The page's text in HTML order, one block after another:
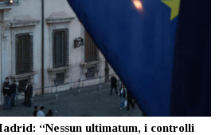
“Nessun ultimatum, i controlli